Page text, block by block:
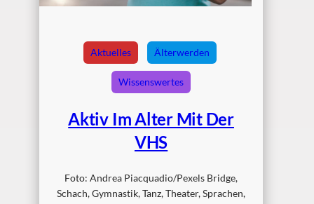
Aktuelles Älterwerden
Wissenswertes
Aktiv Im Alter Mit Der
VHS
Foto: Andrea Piacquadio/Pexels Bridge,
Schach, Gymnastik, Tanz, Theater, Sprachen,